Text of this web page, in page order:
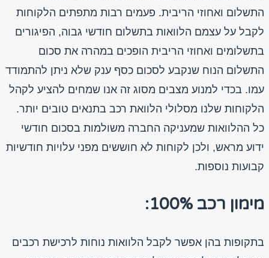
התשלום ואחוזי הריבית. פעמים רבות מתפתים הלקוחות
לקבל על עצמם הלוואות בתשלום חודשי גבוה, הפיגורים
בתשלומים ואחוזי הריבית הופכים במהרה את סכום
התשלום הנוח שנקבע לסכום כסף ענק שלא ניתן להתמודד
עמו. בכדי למנוע מצבים מסוג זה אנו שמחים להציע לקהל
הלקוחות שלנו מסלולי הלוואת רכב בתנאים טובים יותר.
כל ההלוואות שמעניקה החברה משולמות בסכום חודשי
ידוע מראש, ולכן לקוחות לא חוששים מפני עלויות חודשיות
קבועות נוספות.
מימון רכב 100%:
בתקופות בהן אפשר לקבל הלוואות נוחות לרכישת רכבים